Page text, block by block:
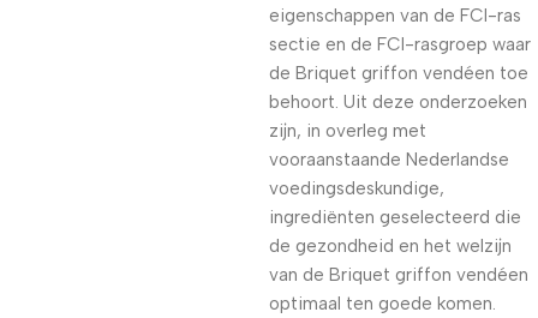
eigenschappen van de FCI-ras
sectie en de FCI-rasgroep waar
de Briquet griffon vendéen toe
behoort. Uit deze onderzoeken
zijn, in overleg met
vooraanstaande Nederlandse
voedingsdeskundige,
ingrediënten geselecteerd die
de gezondheid en het welzijn
van de Briquet griffon vendéen
optimaal ten goede komen.